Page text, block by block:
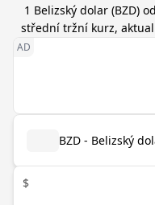
1 Belizský dolar (BZD)
střední tržní kurz,
BZD - Belizský
$